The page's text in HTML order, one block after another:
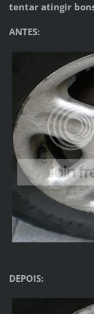
tentar atingir
ANTES:
DEPOIS: